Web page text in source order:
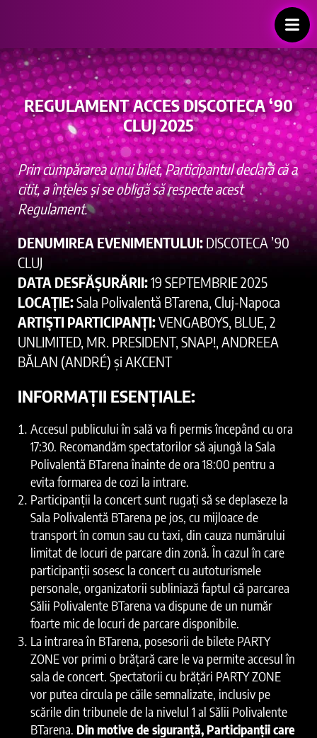
REGULAMENT ACCES DISCOTECA ‘90
CLUJ 2025
Prin cumpărarea unui bilet, Participantul declară că a
citit, a înțeles și se obligă să respecte acest
Regulament.
DENUMIREA EVENIMENTULUI:DISCOTECA ’90
CLUJ
DATA DESFĂȘURĂRII:19 SEPTEMBRIE 2025
LOCAȚIE:Sala Polivalentă BTarena, Cluj-Napoca
ARTIȘTI PARTICIPANȚI:VENGABOYS, BLUE, 2
UNLIMITED, MR. PRESIDENT, SNAP!, ANDREEA
BĂLAN (ANDRÉ) și AKCENT
INFORMAȚII ESENȚIALE:
Accesul publicului în sală va fi permis începând cu ora
17:30. Recomandăm spectatorilor să ajungă la Sala
Polivalentă BTarena înainte de ora 18:00 pentru a
evita formarea de cozi la intrare.
Participanții la concert sunt rugați să se deplaseze la
Sala Polivalentă BTarena pe jos, cu mijloace de
transport în comun sau cu taxi, din cauza numărului
limitat de locuri de parcare din zonă. În cazul în care
participanții sosesc la concert cu autoturismele
personale, organizatorii subliniază faptul că parcarea
Sălii Polivalente BTarena va dispune de un număr
foarte mic de locuri de parcare disponibile.
La intrarea în BTarena, posesorii de bilete PARTY
ZONE vor primi o brățară care le va permite accesul în
sala de concert. Spectatorii cu brățări PARTY ZONE
vor putea circula pe căile semnalizate, inclusiv pe
scările din tribunele de la nivelul 1 al Sălii Polivalente
BTarena. Din motive de siguranță, Participanții care